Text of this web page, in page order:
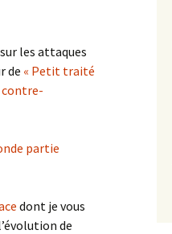
sur les attaques
de « Petit traité
contre-
partie
dont je vous
de